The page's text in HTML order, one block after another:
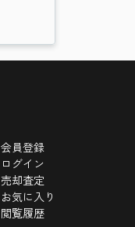
会員登録
ログイン
売却査定
お気に入り
閲覧履歴